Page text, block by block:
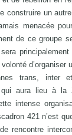
construire un
menacée
de ce groupe
d’organiser
trans, inter
qui aura lieu à la
intense
421 n’est
rencontre